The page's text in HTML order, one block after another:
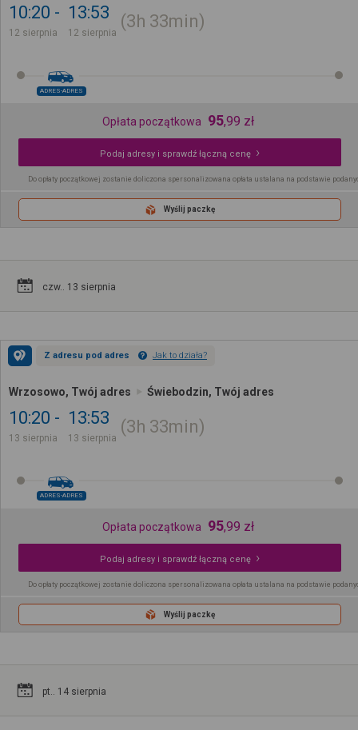
10:20
12 sierpnia
13:53
12 sierpnia
3h 33min
ADRES-ADRES
Opłata początkowa 95,99 zł
Podaj adresy i sprawdź łączną cenę
Do opłaty początkowej zostanie doliczona spersonalizowana opłata ustalana na podstawie
Wyślij paczkę
czw.. 13 sierpnia
Z adresu pod adres Jak to działa?
Wrzosowo, Twój adres Świebodzin, Twój adres
10:20
13 sierpnia
13:53
13 sierpnia
3h 33min
ADRES-ADRES
Opłata początkowa 95,99 zł
Podaj adresy i sprawdź łączną cenę
Do opłaty początkowej zostanie doliczona spersonalizowana opłata ustalana na podstawie
Wyślij paczkę
pt.. 14 sierpnia